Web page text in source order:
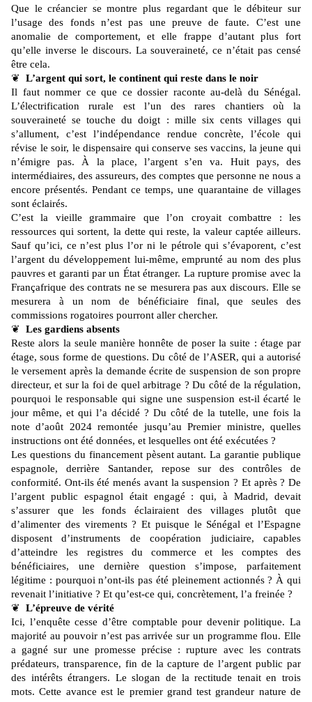
Que le créancier se montre plus regardant que le débiteur sur
l’usage des fonds n’est pas une preuve de faute. C’est une
anomalie de comportement, et elle frappe d’autant plus fort
qu’elle inverse le discours. La souveraineté, ce n’était pas censé
être cela.
❦ L’argent qui sort, le continent qui reste dans le noir
Il faut nommer ce que ce dossier raconte au-delà du Sénégal.
L’électrification rurale est l’un des rares chantiers où la
souveraineté se touche du doigt : mille six cents villages qui
s’allument, c’est l’indépendance rendue concrète, l’école qui
révise le soir, le dispensaire qui conserve ses vaccins, la jeune qui
n’émigre pas. À la place, l’argent s’en va. Huit pays, des
intermédiaires, des assureurs, des comptes que personne ne nous a
encore présentés. Pendant ce temps, une quarantaine de villages
sont éclairés.
C’est la vieille grammaire que l’on croyait combattre : les
ressources qui sortent, la dette qui reste, la valeur captée ailleurs.
Sauf qu’ici, ce n’est plus l’or ni le pétrole qui s’évaporent, c’est
l’argent du développement lui-même, emprunté au nom des plus
pauvres et garanti par un État étranger. La rupture promise avec la
Françafrique des contrats ne se mesurera pas aux discours. Elle se
mesurera à un nom de bénéficiaire final, que seules des
commissions rogatoires pourront aller chercher.
❦ Les gardiens absents
Reste alors la seule manière honnête de poser la suite : étage par
étage, sous forme de questions. Du côté de l’ASER, qui a autorisé
le versement après la demande écrite de suspension de son propre
directeur, et sur la foi de quel arbitrage ? Du côté de la régulation,
pourquoi le responsable qui signe une suspension est-il écarté le
jour même, et qui l’a décidé ? Du côté de la tutelle, une fois la
note d’août 2024 remontée jusqu’au Premier ministre, quelles
instructions ont été données, et lesquelles ont été exécutées ?
Les questions du financement pèsent autant. La garantie publique
espagnole, derrière Santander, repose sur des contrôles de
conformité. Ont-ils été menés avant la suspension ? Et après ? De
l’argent public espagnol était engagé : qui, à Madrid, devait
s’assurer que les fonds éclairaient des villages plutôt que
d’alimenter des virements ? Et puisque le Sénégal et l’Espagne
disposent d’instruments de coopération judiciaire, capables
d’atteindre les registres du commerce et les comptes des
bénéficiaires, une dernière question s’impose, parfaitement
légitime : pourquoi n’ont-ils pas été pleinement actionnés ? À qui
revenait l’initiative ? Et qu’est-ce qui, concrètement, l’a freinée ?
❦ L’épreuve de vérité
Ici, l’enquête cesse d’être comptable pour devenir politique. La
majorité au pouvoir n’est pas arrivée sur un programme flou. Elle
a gagné sur une promesse précise : rupture avec les contrats
prédateurs, transparence, fin de la capture de l’argent public par
des intérêts étrangers. Le slogan de la rectitude tenait en trois
mots. Cette avance est le premier grand test grandeur nature de